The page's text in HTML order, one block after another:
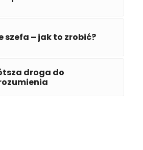
szefa – jak to zrobić?
droga do